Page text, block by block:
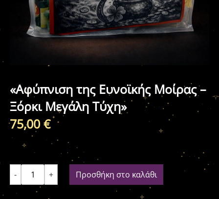
«Αφύπνιση της Ευνοϊκής Μοίρας –
Ξόρκι Μεγάλη Τύχη»
75,00 €
- + Προσθήκη στο καλάθι